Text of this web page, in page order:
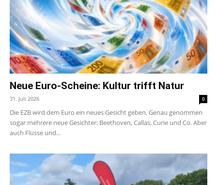
Neue Euro-Scheine: Kultur trifft Natur
31. Juli 2026 0
Die EZB wird dem Euro ein neues Gesicht geben. Genau genommen
sogar mehrere neue Gesichter: Beethoven, Callas, Curie und Co. Aber
auch Flüsse und...